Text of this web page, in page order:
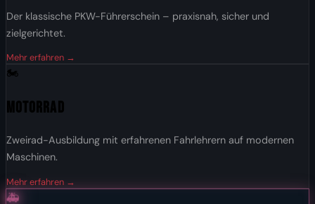
Der klassische PKW-Führerschein – praxisnah, sicher und
zielgerichtet.
Mehr erfahren →
🏍️
Motorrad
Zweirad-Ausbildung mit erfahrenen Fahrlehrern auf modernen
Maschinen.
Mehr erfahren →
🚑